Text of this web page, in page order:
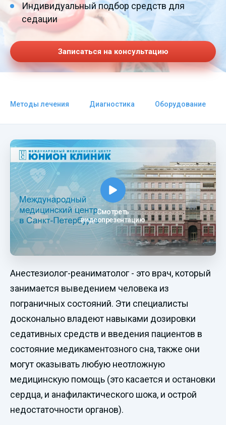
Индивидуальный подбор средств для
седации
Записаться на консультацию
Методы лечения Диагностика Оборудование
Смотреть
видеопрезентацию
Анестезиолог-реаниматолог - это врач, который
занимается выведением человека из
пограничных состояний. Эти специалисты
досконально владеют навыками дозировки
седативных средств и введения пациентов в
состояние медикаментозного сна, также они
могут оказывать любую неотложную
медицинскую помощь (это касается и остановки
сердца, и анафилактического шока, и острой
недостаточности органов).